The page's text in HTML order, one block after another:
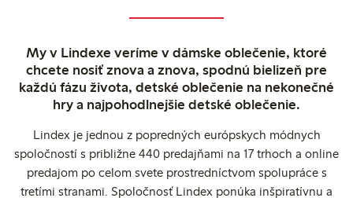
My v Lindexe veríme v dámske oblečenie, ktoré
chcete nosiť znova a znova, spodnú bielizeň pre
každú fázu života, detské oblečenie na nekonečné
hry a najpohodlnejšie detské oblečenie.
Lindex je jednou z popredných európskych módnych
spoločností s približne 440 predajňami na 17 trhoch a online
predajom po celom svete prostredníctvom spolupráce s
tretími stranami. Spoločnosť Lindex ponúka inšpiratívnu a